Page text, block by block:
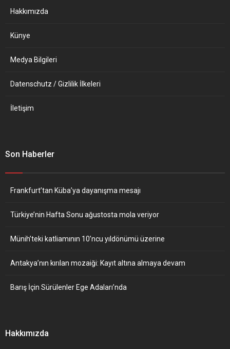
Aşı üretimi için teknolojik...
Hakkımızda
Künye
Medya Bilgileri
Datenschutz / Gizlilik İlkeleri
İletişim
Son Haberler
Frankfurt’tan Küba’ya dayanışma mesajı
Türkiye’nin Hafta Sonu ağustosta mola veriyor
Münih’teki katliamının 10’ncu yıldönümü üzerine
Antakya’nın kırılan mozaiği: Kayıt altına almaya devam
Barış İçin Sürülenler Ege Adaları’nda
Hakkımızda